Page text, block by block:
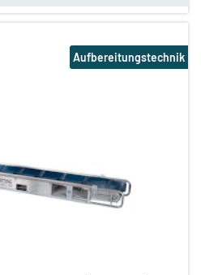
Aufbereitungstechnik